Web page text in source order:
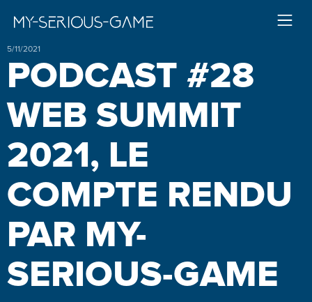
5/11/2021
PODCAST #28
WEB SUMMIT
2021, LE
COMPTE RENDU
PAR MY-
SERIOUS-GAME